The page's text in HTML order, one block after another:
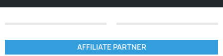
AFFILIATE PARTNER